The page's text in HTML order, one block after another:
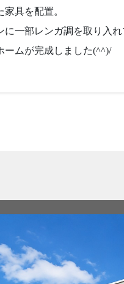
具を配置。
に一部レンガ調を取り入
ームが完成しました(^^)/